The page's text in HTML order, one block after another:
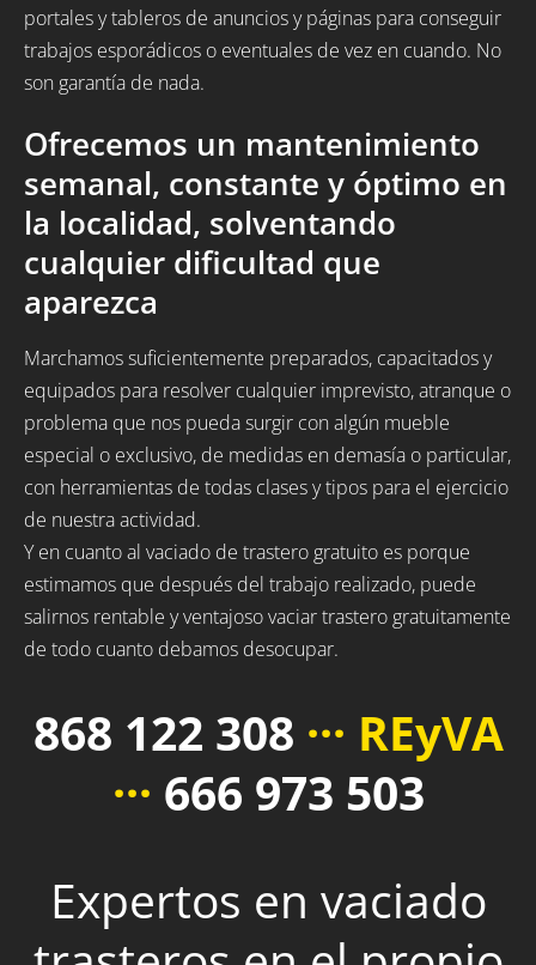
portales y tableros de anuncios y páginas para conseguir
trabajos esporádicos o eventuales de vez en cuando. No
son garantía de nada.
Ofrecemos un mantenimiento
semanal, constante y óptimo en
la localidad, solventando
cualquier dificultad que
aparezca
Marchamos suficientemente preparados, capacitados y
equipados para resolver cualquier imprevisto, atranque o
problema que nos pueda surgir con algún mueble
especial o exclusivo, de medidas en demasía o particular,
con herramientas de todas clases y tipos para el ejercicio
de nuestra actividad.
Y en cuanto al vaciado de trastero gratuito es porque
estimamos que después del trabajo realizado, puede
salirnos rentable y ventajoso vaciar trastero gratuitamente
de todo cuanto debamos desocupar.
868 122 308 ··· REyVA
··· 666 973 503
Expertos en vaciado